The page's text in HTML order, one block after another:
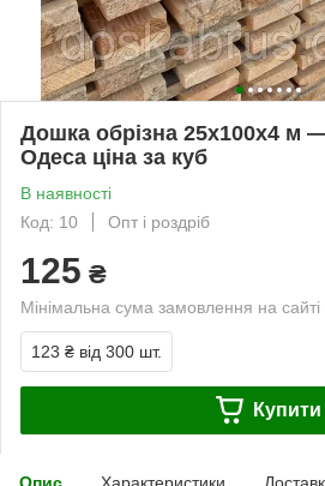
Дошка обрізна 25х100х4 м
Одеса ціна за куб
В наявності
Код: 10
Опт і роздріб
125 ₴
Мінімальна сума замовлення на
123 ₴ від 300 шт.
Купити
Опис Характеристики